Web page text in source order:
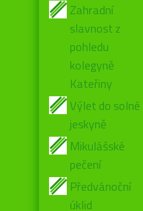
Zahradní
slavnost z
pohledu
kolegyně
Kateřiny
Výlet do solné
jeskyně
Mikulášské
pečení
Předvánoční
úklid